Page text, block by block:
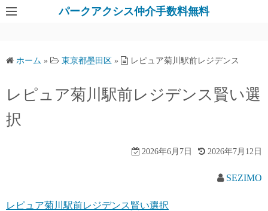
パークアクシス仲介手数料無料
ホーム » 東京都墨田区 » レピュア菊川駅前レジデンス
レピュア菊川駅前レジデンス賢い選
択
2026年6月7日 2026年7月12日
SEZIMO
レピュア菊川駅前レジデンス賢い選択